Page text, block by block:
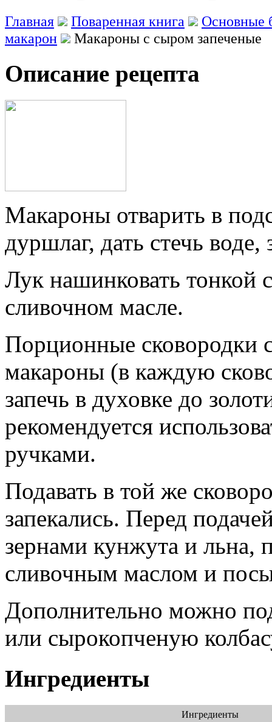
Главная Поваренная книга
Основные
макарон
Макароны с сыром запеченые
Описание рецепта
Макароны отварить в
дуршлаг, дать стечь
Лук нашинковать тонкой
сливочном масле.
Порционные сковородки
макароны (в каждую
запечь в духовке до
рекомендуется
ручками.
Подавать в той же
запекались. Перед
зернами кунжута и льна,
сливочным маслом и
Дополнительно можно
или сырокопченую
Ингредиенты
Ингредиенты